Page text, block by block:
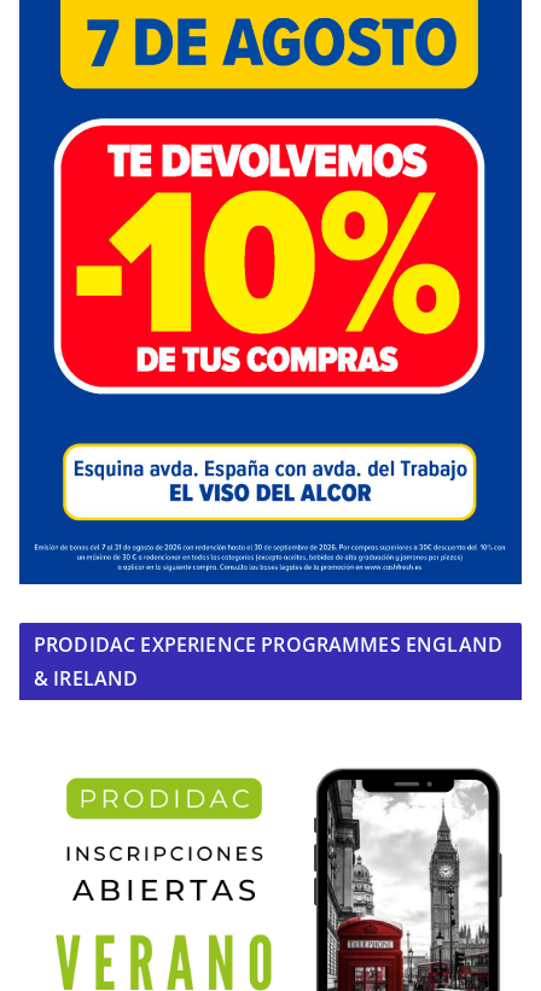
PRODIDAC EXPERIENCE PROGRAMMES ENGLAND
& IRELAND